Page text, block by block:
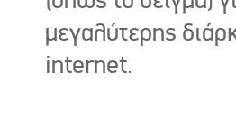
μεγαλύτερης
internet.